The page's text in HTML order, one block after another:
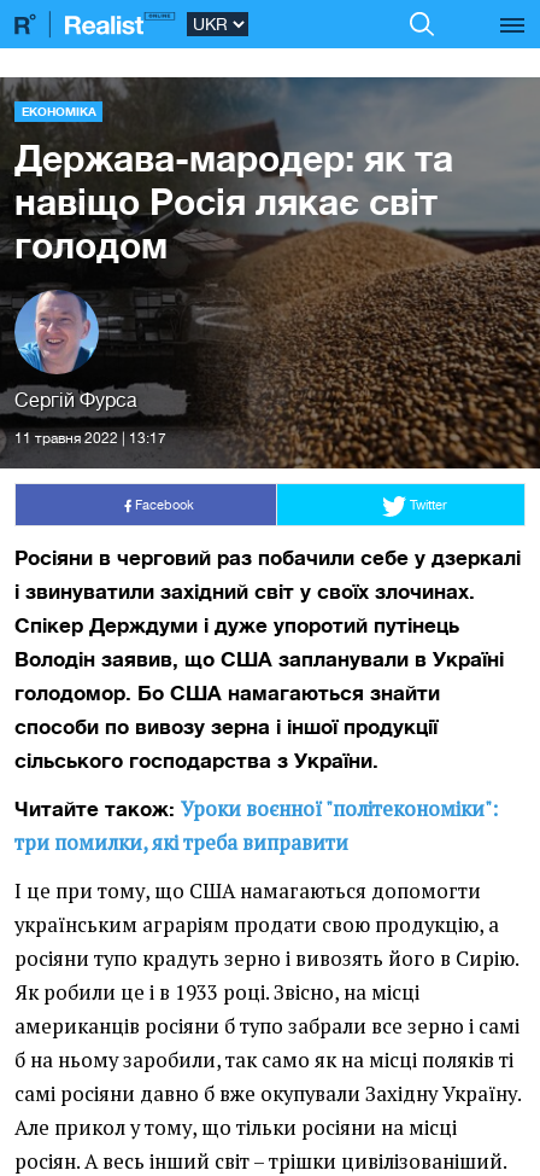
ЕКОНОМІКА
Держава-мародер: як та
навіщо Росія лякає світ
голодом
Сергій Фурса
11 травня 2022 | 13:17
Facebook Twitter
Росіяни в черговий раз побачили себе у дзеркалі
і звинуватили західний світ у своїх злочинах.
Спікер Держдуми і дуже упоротий путінець
Володін заявив, що США запланували в Україні
голодомор. Бо США намагаються знайти
способи по вивозу зерна і іншої продукції
сільського господарства з України.
Читайте також: Уроки воєнної "політекономіки":
три помилки, які треба виправити
І це при тому, що США намагаються допомогти
українським аграріям продати свою продукцію, а
росіяни тупо крадуть зерно і вивозять його в Сирію.
Як робили це і в 1933 році. Звісно, на місці
американців росіяни б тупо забрали все зерно і самі
б на ньому заробили, так само як на місці поляків ті
самі росіяни давно б вже окупували Західну Україну.
Але прикол у тому, що тільки росіяни на місці
росіян. А весь інший світ – трішки цивілізованіший.